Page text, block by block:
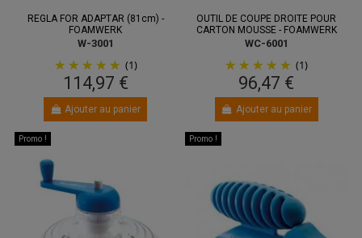
REGLA FOR ADAPTAR (81cm) -
FOAMWERK
W-3001
(1)
114,97 €
Ajouter au panier
OUTIL DE COUPE DROITE POUR
CARTON MOUSSE - FOAMWERK
WC-6001
(1)
96,47 €
Ajouter au panier
Promo ! Promo !